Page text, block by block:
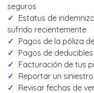
seguros
Estatus de
sufrido recientemente
Pagos de la póliza
Pagos de deducibles
Facturación de tus
Reportar un siniestro
Revisar fechas de